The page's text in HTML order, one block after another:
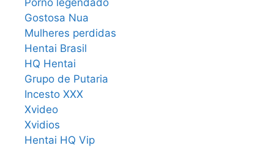
Gostosa Nua
Mulheres perdidas
Hentai Brasil
HQ Hentai
Grupo de Putaria
Incesto XXX
Xvideo
Xvidios
Hentai HQ Vip